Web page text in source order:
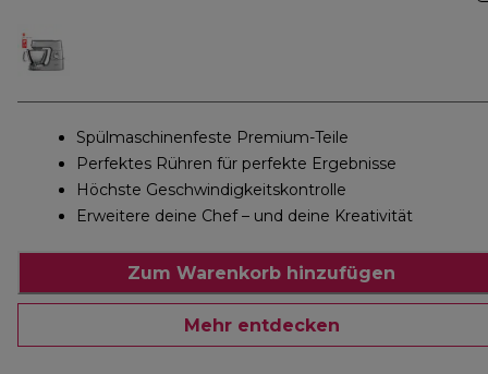
Spülmaschinenfeste Premium-Teile
Perfektes Rühren für perfekte Ergebnisse
Höchste Geschwindigkeitskontrolle
Erweitere deine Chef – und deine Kreativität
Zum Warenkorb hinzufügen
Mehr entdecken